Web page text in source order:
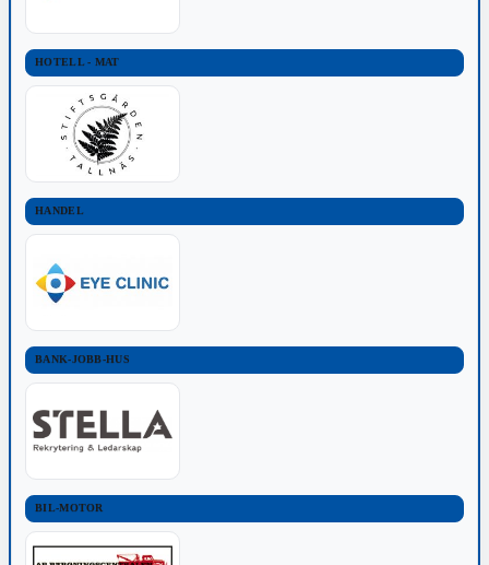
HOTELL - MAT
HANDEL
BANK-JOBB-HUS
BIL-MOTOR